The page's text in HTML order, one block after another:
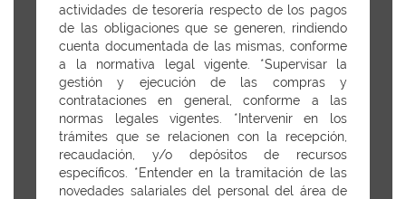
actividades de tesorería respecto de los pagos
de las obligaciones que se generen, rindiendo
cuenta documentada de las mismas, conforme
a la normativa legal vigente. *Supervisar la
gestión y ejecución de las compras y
contrataciones en general, conforme a las
normas legales vigentes. *Intervenir en los
trámites que se relacionen con la recepción,
recaudación, y/o depósitos de recursos
específicos. *Entender en la tramitación de las
novedades salariales del personal del área de